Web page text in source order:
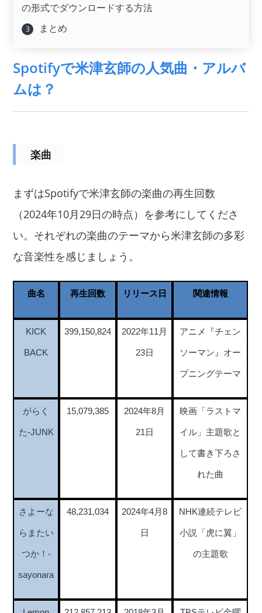
の形式でダウンロードする方法
まとめ
Spotifyで米津玄師の人気曲・アルバ
ムは？
楽曲
まずはSpotifyで米津玄師の楽曲の再生回数
（2024年10月29日の時点）を参考にしてくださ
い。それぞれの楽曲のテーマから米津玄師の多彩
な音楽性を感じましょう。
曲名 再生回数 リリース日 関連情報
KICK
BACK
399,150,824 2022年11月
23日
アニメ『チェン
ソーマン』オー
プニングテーマ
がらく
た-JUNK
15,079,385 2024年8月
21日
映画「ラストマ
イル」主題歌と
して書き下ろさ
れた曲
さよーな
らまたい
つか！-
sayonara
48,231,034 2024年4月8
日
NHK連続テレビ
小説「虎に翼」
の主題歌